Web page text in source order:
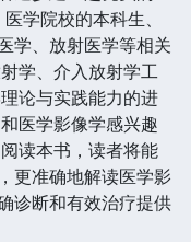
学院校的本科生、
学、放射医学等相关
学、介入放射学工
论与实践能力的进
医学影像学感兴趣
读本书，读者将能
更准确地解读医学影
诊断和有效治疗提供